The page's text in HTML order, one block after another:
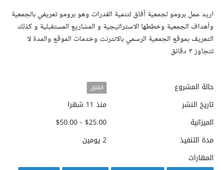
اريد عمل برومو لجمعية آفاق لتنمية القدرات وهو برومو تعريفي بالجمعية
وأهداف الجمعية وخططها الاستراتيجية و المشاريع المستقبلية و كذلك
التعريف بموقع الجمعية الرسمي بالانترنت وخدمات الموقع والمدة لا
تتجاوز ٣ دقائق
حالة المشروع مُغلق
تاريخ النشر
منذ 11 شهرا
الميزانية
$25.00 - $50.00
مدة التنفيذ
2 يومين
المهارات